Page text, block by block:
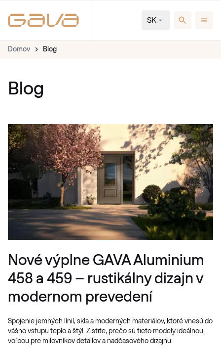
SK
Domov Blog
Blog
Nové výplne GAVA Aluminium
458 a 459 – rustikálny dizajn v
modernom prevedení
Spojenie jemných línií, skla a moderných materiálov, ktoré vnesú do
vášho vstupu teplo a štýl. Zistite, prečo sú tieto modely ideálnou
voľbou pre milovníkov detailov a nadčasového dizajnu.